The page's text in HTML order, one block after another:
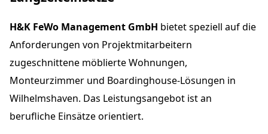
H&K FeWo Management GmbH bietet speziell auf die
Anforderungen von Projektmitarbeitern
zugeschnittene möblierte Wohnungen,
Monteurzimmer und Boardinghouse-Lösungen in
Wilhelmshaven. Das Leistungsangebot ist an
berufliche Einsätze orientiert.